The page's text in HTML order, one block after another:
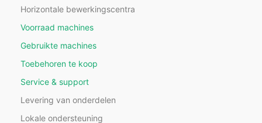
Horizontale bewerkingscentra
Voorraad machines
Gebruikte machines
Toebehoren te koop
Service & support
Levering van onderdelen
Lokale ondersteuning